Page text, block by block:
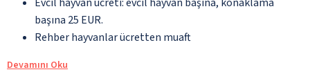
başına 25 EUR.
Rehber hayvanlar ücretten muaft
Devamını Oku